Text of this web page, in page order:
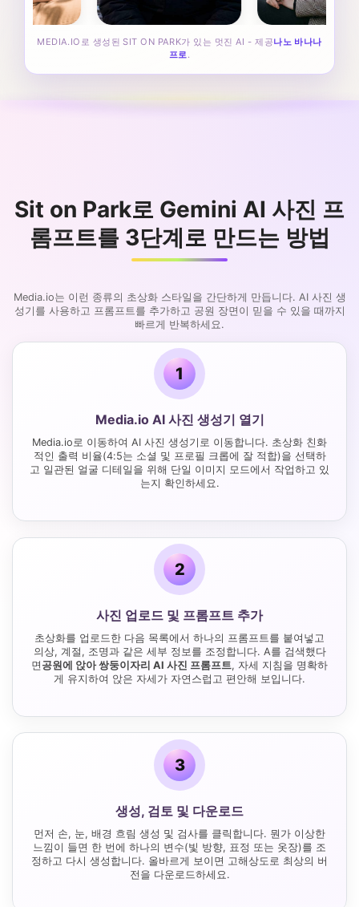
MEDIA.IO로 생성된 SIT ON PARK가 있는 멋진 AI - 제공나노 바나나
프로.
Sit on Park로 Gemini AI 사진 프
롬프트를 3단계로 만드는 방법
Media.io는 이런 종류의 초상화 스타일을 간단하게 만듭니다. AI 사진 생
성기를 사용하고 프롬프트를 추가하고 공원 장면이 믿을 수 있을 때까지
빠르게 반복하세요.
1
Media.io AI 사진 생성기 열기
Media.io로 이동하여 AI 사진 생성기로 이동합니다. 초상화 친화
적인 출력 비율(4:5는 소셜 및 프로필 크롭에 잘 적합)을 선택하
고 일관된 얼굴 디테일을 위해 단일 이미지 모드에서 작업하고 있
는지 확인하세요.
2
사진 업로드 및 프롬프트 추가
초상화를 업로드한 다음 목록에서 하나의 프롬프트를 붙여넣고
의상, 계절, 조명과 같은 세부 정보를 조정합니다. A를 검색했다
면 공원에 앉아 쌍둥이자리 AI 사진 프롬프트, 자세 지침을 명확하
게 유지하여 앉은 자세가 자연스럽고 편안해 보입니다.
3
생성, 검토 및 다운로드
먼저 손, 눈, 배경 흐림 생성 및 검사를 클릭합니다. 뭔가 이상한
느낌이 들면 한 번에 하나의 변수(빛 방향, 표정 또는 옷장)를 조
정하고 다시 생성합니다. 올바르게 보이면 고해상도로 최상의 버
전을 다운로드하세요.